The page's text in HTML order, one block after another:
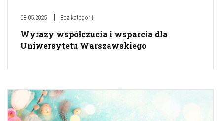
08.05.2025 Bez kategorii
Wyrazy współczucia i wsparcia dla
Uniwersytetu Warszawskiego